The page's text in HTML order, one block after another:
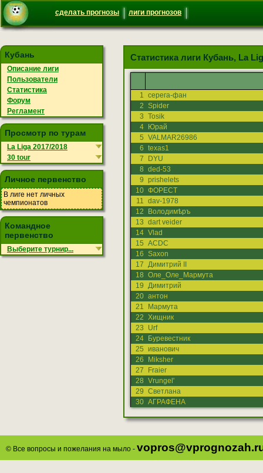
сделать прогнозы лиги прогнозов
Статистика лиги Кубань, La
1 серега-фан
2 Spider
3 Tosik
4
Юрай
5 VALMAR26986
6 texas1
7
DYU
8 ded-53
9 prishelets
10 ФОРЕСТ
11 dav-1978
12
Володимѣръ
13 dart veider
14 Vlad
15 ACDC
16 Saxon
17 Димитрий II
18 Оле_Оле_Мармута
19 Димитрий
20 антон
21
Мармута
22 Хищник
23
Urf
24
Буревестник
25 иванович
26
Miksher
27
Fraier
28 Vrungel'
29 Светлана
30 АГРАФЕНА
Кубань
Описание лиги
Пользователи
Статистика
Форум
Регламент
Просмотр по турам
La Liga 2017/2018
30 tour
Личное первенство
В лиге нет личных
чемпионатов
Командное
первенство
Выберите турнир...
© Все вопросы и пожелания на мыло -